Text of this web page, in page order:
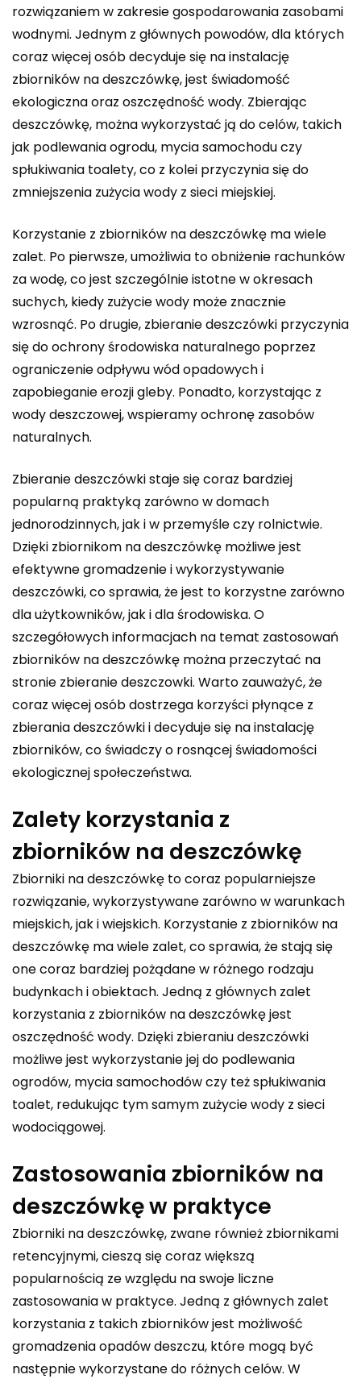
rozwiązaniem w zakresie gospodarowania zasobami
wodnymi. Jednym z głównych powodów, dla których
coraz więcej osób decyduje się na instalację
zbiorników na deszczówkę, jest świadomość
ekologiczna oraz oszczędność wody. Zbierając
deszczówkę, można wykorzystać ją do celów, takich
jak podlewania ogrodu, mycia samochodu czy
spłukiwania toalety, co z kolei przyczynia się do
zmniejszenia zużycia wody z sieci miejskiej.
Korzystanie z zbiorników na deszczówkę ma wiele
zalet. Po pierwsze, umożliwia to obniżenie rachunków
za wodę, co jest szczególnie istotne w okresach
suchych, kiedy zużycie wody może znacznie
wzrosnąć. Po drugie, zbieranie deszczówki przyczynia
się do ochrony środowiska naturalnego poprzez
ograniczenie odpływu wód opadowych i
zapobieganie erozji gleby. Ponadto, korzystając z
wody deszczowej, wspieramy ochronę zasobów
naturalnych.
Zbieranie deszczówki staje się coraz bardziej
popularną praktyką zarówno w domach
jednorodzinnych, jak i w przemyśle czy rolnictwie.
Dzięki zbiornikom na deszczówkę możliwe jest
efektywne gromadzenie i wykorzystywanie
deszczówki, co sprawia, że jest to korzystne zarówno
dla użytkowników, jak i dla środowiska. O
szczegółowych informacjach na temat zastosowań
zbiorników na deszczówkę można przeczytać na
stronie zbieranie deszczowki. Warto zauważyć, że
coraz więcej osób dostrzega korzyści płynące z
zbierania deszczówki i decyduje się na instalację
zbiorników, co świadczy o rosnącej świadomości
ekologicznej społeczeństwa.
Zalety korzystania z
zbiorników na deszczówkę
Zbiorniki na deszczówkę to coraz popularniejsze
rozwiązanie, wykorzystywane zarówno w warunkach
miejskich, jak i wiejskich. Korzystanie z zbiorników na
deszczówkę ma wiele zalet, co sprawia, że stają się
one coraz bardziej pożądane w różnego rodzaju
budynkach i obiektach. Jedną z głównych zalet
korzystania z zbiorników na deszczówkę jest
oszczędność wody. Dzięki zbieraniu deszczówki
możliwe jest wykorzystanie jej do podlewania
ogrodów, mycia samochodów czy też spłukiwania
toalet, redukując tym samym zużycie wody z sieci
wodociągowej.
Zastosowania zbiorników na
deszczówkę w praktyce
Zbiorniki na deszczówkę, zwane również zbiornikami
retencyjnymi, cieszą się coraz większą
popularnością ze względu na swoje liczne
zastosowania w praktyce. Jedną z głównych zalet
korzystania z takich zbiorników jest możliwość
gromadzenia opadów deszczu, które mogą być
następnie wykorzystane do różnych celów. W